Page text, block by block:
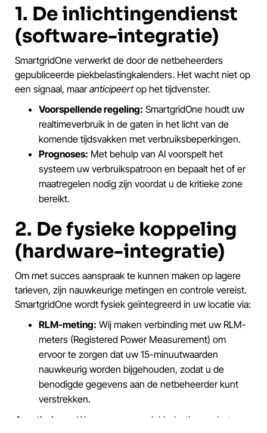
1. De inlichtingendienst
(software-integratie)
SmartgridOne verwerkt de door de netbeheerders
gepubliceerde piekbelastingkalenders. Het wacht niet op
een signaal, maaranticipeertop het tijdvenster.
Voorspellende regeling: SmartgridOne houdt uw
realtimeverbruik in de gaten in het licht van de
komende tijdsvakken met verbruiksbeperkingen.
Prognoses: Met behulp van AI voorspelt het
systeem uw verbruikspatroon en bepaalt het of er
maatregelen nodig zijn voordat u de kritieke zone
bereikt.
2. De fysieke koppeling
(hardware-integratie)
Om met succes aanspraak te kunnen maken op lagere
tarieven, zijn nauwkeurige metingen en controle vereist.
SmartgridOne wordt fysiek geïntegreerd in uw locatie via:
RLM-meting: Wij maken verbinding met uw RLM-
meters (Registered Power Measurement) om
ervoor te zorgen dat uw 15-minuutwaarden
nauwkeurig worden bijgehouden, zodat u de
benodigde gegevens aan de netbeheerder kunt
verstrekken.
Assetbeheer:
Wanneer er een piekbelasting nadert,